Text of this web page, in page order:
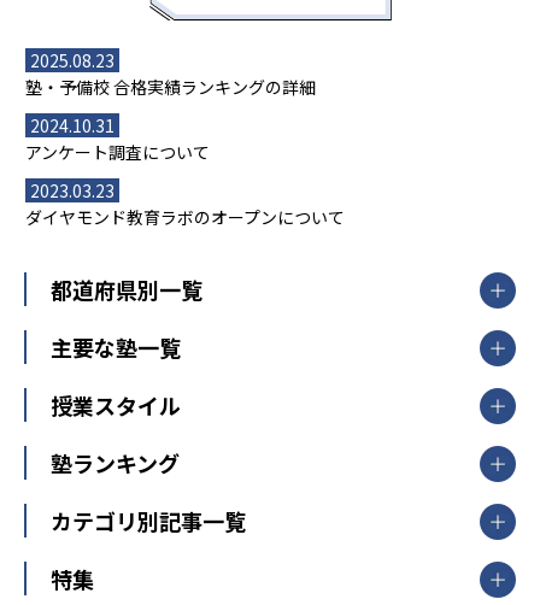
2025.08.23
塾・予備校 合格実績ランキングの詳細
2024.10.31
アンケート調査について
2023.03.23
ダイヤモンド教育ラボのオープンについて
都道府県別一覧
北海道・東北
山形県
福島県
関東
東京都
神奈川県
茨城県
栃木県
群馬県
新潟県
主要な塾一覧
【掲載塾一覧を見る】
東京個別指導学院
明光義塾
個別教室のトライ
授業スタイル
個別指導
オンライン指導
塾ランキング
中学受験ランキング
カテゴリ別記事一覧
中学受験
特集